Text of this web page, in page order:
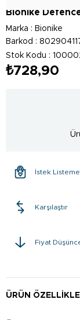
Bionike
Marka : Bionike
Barkod :
Stok Kodu
₺728,90
İstek
Karşılaştır
Fiyat
ÜRÜN